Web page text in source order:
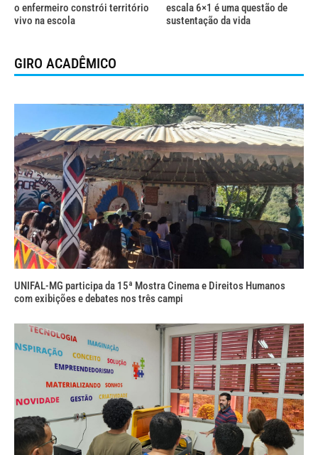
o enfermeiro constrói território
vivo na escola
escala 6×1 é uma questão de
sustentação da vida
GIRO ACADÊMICO
UNIFAL-MG participa da 15ª Mostra Cinema e Direitos Humanos
com exibições e debates nos três campi